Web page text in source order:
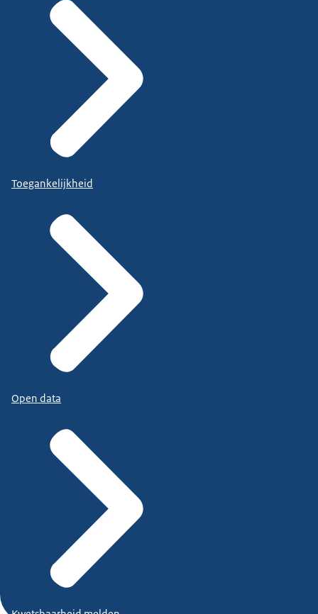
Toegankelijkheid
Open data